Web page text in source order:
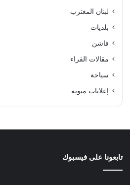
لبنان المغترب
بلديات
فاشن
مقالات القراء
سياحة
إعلانات مبوبة
تابعونا على فيسبوك